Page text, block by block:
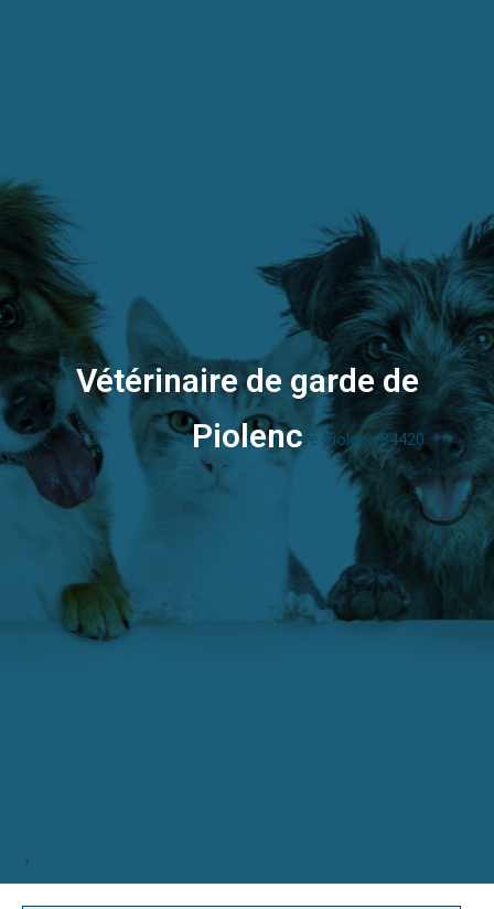
Urgence vétérinaire Piolenc 84420
Vous êtes ici :
Vétérinaire de garde de
Piolenc